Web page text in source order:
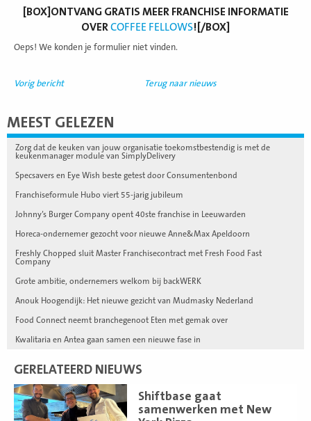
[BOX]ONTVANG GRATIS MEER FRANCHISE INFORMATIE
OVERCOFFEE FELLOWS![/BOX]
Oeps! We konden je formulier niet vinden.
Vorig bericht Terug naar nieuws
MEEST GELEZEN
Zorg dat de keuken van jouw organisatie toekomstbestendig is met de
keukenmanager module van SimplyDelivery
Specsavers en Eye Wish beste getest door Consumentenbond
Franchiseformule Hubo viert 55-jarig jubileum
Johnny’s Burger Company opent 40ste franchise in Leeuwarden
Horeca-ondernemer gezocht voor nieuwe Anne&Max Apeldoorn
Freshly Chopped sluit Master Franchisecontract met Fresh Food Fast
Company
Grote ambitie, ondernemers welkom bij backWERK
Anouk Hoogendijk: Het nieuwe gezicht van Mudmasky Nederland
Food Connect neemt branchegenoot Eten met gemak over
Kwalitaria en Antea gaan samen een nieuwe fase in
GERELATEERD NIEUWS
Shiftbase gaat
samenwerken met New
Lees
meer